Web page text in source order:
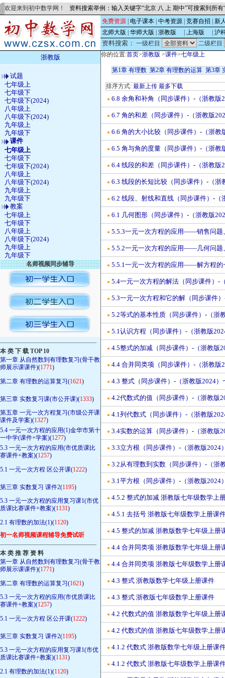
欢迎来到初中数学网！ 资料搜索举例：输入关键字“北京 八 上 期中”可搜索到所
免费资源 电子课本 中考资源 竞赛自招
新
北师大版
华师大版 浙教版 上海版 沪
资料搜索： 一级栏目 二级栏目
浙教版
试题
七年级上
七年级下
七年级下(2024)
八年级上
八年级下(2024)
九年级上
九年级下
课件
七年级上
七年级下
七年级下(2024)
八年级上
八年级下(2024)
九年级上
九年级下
教案
七年级上
七年级下
八年级上
八年级下(2024)
九年级上
九年级下
名师视频同步辅导
————————————————
本 类 下 载 TOP 10
第一章 从自然数到有理数复习(骨干教
师展示课课件)(1771)
第二章 有理数的运算复习(1621)
第三章 实数复习课(市公开课)(1333)
第五章 一元一次方程复习(市级公开课
课件及学案)(1327)
5.4 一元一次方程的应用(1)金华市第十
一中学(课件+学案)(1277)
5.3 一元一次方程的应用(市优质课比
赛课件+教案)(1257)
5.1 一元一次方程 区公开课(1222)
第三章 实数复习 课件2(1195)
5.3 一元一次方程的应用复习课1(市优
质课比赛课件+教案)(1131)
2.1 有理数的加法(1)(1120)
初一名师视频课程辅导免费试听
————————————————
本 类 推 荐 资 料
第一章 从自然数到有理数复习(骨干教
师展示课课件)(1771)
第二章 有理数的运算复习(1621)
5.3 一元一次方程的应用(市优质课比
赛课件+教案)(1257)
5.1 一元一次方程 区公开课(1222)
第三章 实数复习 课件2(1195)
5.3 一元一次方程的应用复习课1(市优
质课比赛课件+教案)(1131)
2.1 有理数的加法(1)(1120)
你的位置:首页>浙教版 >课件>七年级上
第1章 有理数 第2章 有理数的运算 第3章
排序方式: 最新上传 最多下载
● 6.8 余角和补角（同步课件）-（浙教版
● 6.7 角的和差（同步课件）-（浙教版
● 6.6 角的大小比较（同步课件）-（浙教
● 6.5 角与角的度量（同步课件）-（浙教
● 6.4 线段的和差（同步课件）-（浙教版
● 6.3 线段的长短比较（同步课件）-（浙
● 6.2 线段、射线和直线（同步课件）-（
● 6.1 几何图形（同步课件）-（浙教版
● 5.5.3一元一次方程的应用——销售问题
● 5.5.2一元一次方程的应用——几何问题
● 5.5.1一元一次方程的应用——解方程的
● 5.4一元一次方程的解法（同步课件）-
● 5.3一元一次方程和它的解（同步课件
● 5.2等式的基本性质（同步课件）-（浙
● 5.1认识方程（同步课件）-（浙教版
● 4.5整式的加减（同步课件）-（浙教版
● 4.4 合并同类项（同步课件）-（浙教版
● 4.3 整式（同步课件）-（浙教版2024）
● 4.2代数式的值（同步课件）-（浙教版
● 4.1列代数式（同步课件）-（浙教版
● 3.4实数的运算（同步课件）-（浙教版
● 3.3立方根（同步课件）-（浙教版2024
● 3.2从有理数到实数（同步课件）-（浙
● 3.1平方根（同步课件）-（浙教版2024
● 4.5.2 整式的加减 浙教版七年级数学上
● 4.5.1 去括号 浙教版七年级数学上册课
● 4.5 整式的加减 浙教版数学七年级上册
● 4.4 合并同类项 浙教版数学七年级上册
● 4.4 合并同类项 浙教版七年级数学上册
● 4.3 整式 浙教版数学七年级上册课件
● 4.3 整式 浙教版七年级数学上册课件
● 4.2 代数式的值 浙教版数学七年级上册
● 4.2 代数式的值 浙教版七年级数学上册
● 4.1.2 代数式 浙教版数学七年级上册课
● 4.1.2 代数式 浙教版七年级数学上册课